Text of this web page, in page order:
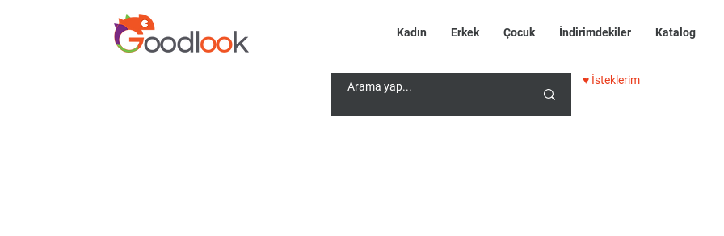
Kadın Erkek Çocuk İndirimdekiler Katalog
♥ İsteklerim